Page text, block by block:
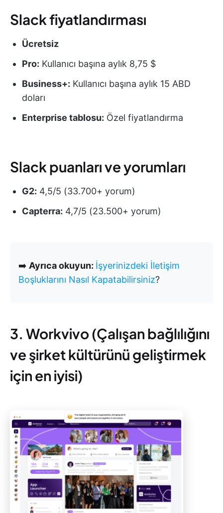
Slack fiyatlandırması
Ücretsiz
Pro: Kullanıcı başına aylık 8,75 $
Business+: Kullanıcı başına aylık 15 ABD
doları
Enterprise tablosu: Özel fiyatlandırma
Slack puanları ve yorumları
G2: 4,5/5 (33.700+ yorum)
Capterra: 4,7/5 (23.500+ yorum)
➡️ Ayrıca okuyun: İşyerinizdeki İletişim
Boşluklarını Nasıl Kapatabilirsiniz?
3. Workvivo (Çalışan bağlılığını
ve şirket kültürünü geliştirmek
için en iyisi)